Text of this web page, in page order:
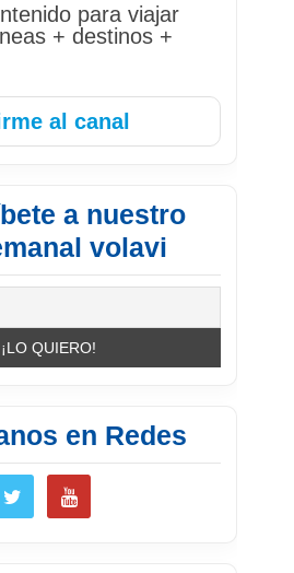
para viajar
+ destinos +
al canal
a nuestro
volavi
en Redes